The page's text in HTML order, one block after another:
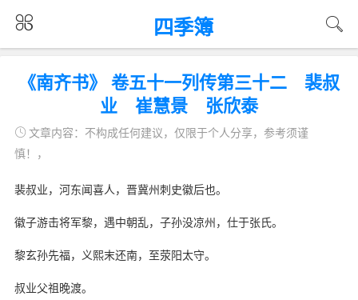
四季簿
《南齐书》 卷五十一列传第三十二 裴叔
业 崔慧景 张欣泰
文章内容：不构成任何建议，仅限于个人分享，参考须谨
慎！，
裴叔业，河东闻喜人，晋冀州刺史徽后也。
徽子游击将军黎，遇中朝乱，子孙没凉州，仕于张氏。
黎玄孙先福，义熙末还南，至荥阳太守。
叔业父祖晚渡。